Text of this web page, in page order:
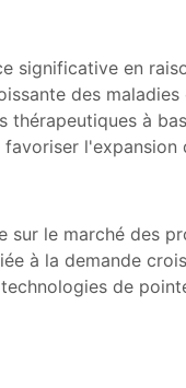
significative en
des
à
l'expansion
le marché des
à la demande
de